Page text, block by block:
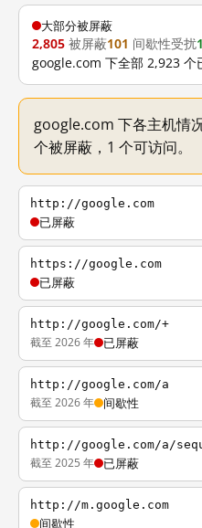
大部分被屏蔽
2,805 被屏蔽101 间歇性受扰1
google.com 下全部 2,923
google.com 下各主机情
个被屏蔽，1 个可访问。
http://google.com
已屏蔽
https://google.com
已屏蔽
http://google.com/+
截至 2026 年 已屏蔽
http://google.com/a
截至 2026 年 间歇性
http://google.com/a/
截至 2025 年 已屏蔽
http://m.google.com
间歇性